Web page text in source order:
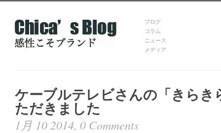
ブログ
コラム
ニュース
メディア
ケーブルテレビさんの「きらき
ただきました
1月 10 2014, 0 Comments